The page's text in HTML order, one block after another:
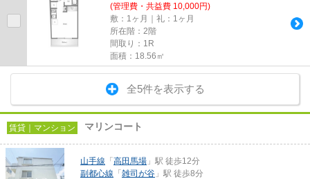
(管理費・共益費 10,000円)
敷：1ヶ月｜礼：1ヶ月
所在階：2階
間取り：1R
面積：18.56㎡
全5件を表示する
賃貸｜マンション マリンコート
山手線 「 高田馬場 」駅 徒歩12分
副都心線 「 雑司が谷 」駅 徒歩8分